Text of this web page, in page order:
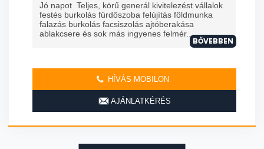
Jó napot Teljes, körű generál kivitelezést vállalok
festés burkolás fürdőszoba felújítás földmunka
falazás burkolás facsiszolás ajtóberakása
ablakcsere és sok más ingyenes felmér...
BŐVEBBEN
HÍVÁS MOBILON
AJÁNLATKÉRÉS